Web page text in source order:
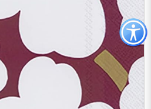
כפתור
לפתיחת
תפריט
נגישות